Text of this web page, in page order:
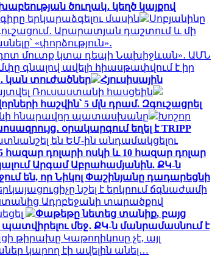
ծուղակ․ կեղծ կայքով
երկարաձգելու մասին
Սոբյանինը
Արարատյան դաշտում և մի
«փորձություն»․
մուտք կտա դեպի Նախիջևան»․ ԱՄՆ
գնալով ավելի հիասթափվում է իր
կան տուժածներ
Հյուսիսային
Ռուսաստանի հասցեին
հաշվին՝ 5 մլն դրամ. Զգուշացրել
հնարավոր պատասխանը
Խոշոր
օրակարգում եղել է TRIPP
են ԵՄ-ին անդամակցելու
հազար դոլարի ոսկի և 10 հազար դոլար
Արգամ Աբրահամյանին. ՔԿ-ն
են, որ Նիկոլ Փաշինյանը դադարեցնի
նշել է երկրում ճգնաժամի
Ադրբեջանի տարածքով
Փաթեթը նետեց տանիք, բայց
մեջ․ ՔԿ-ն մանրամասնում է
թիրախը Կաթողիկոսը չէ, այլ
կարող էի ավելին անել…